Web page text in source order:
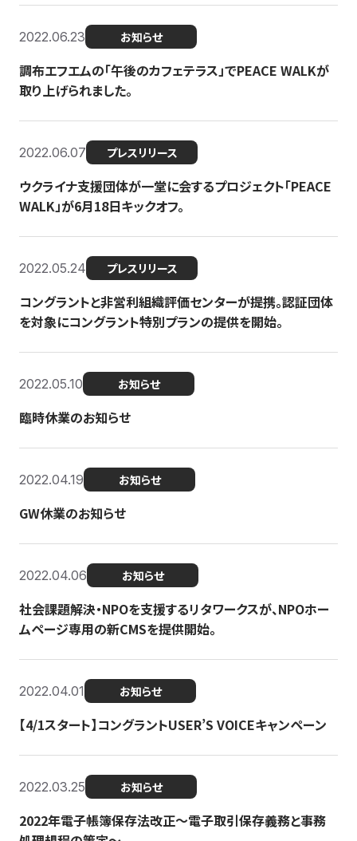
2022.06.23 お知らせ
調布エフエムの「午後のカフェテラス」でPEACE WALKが
取り上げられました。
2022.06.07 プレスリリース
ウクライナ支援団体が一堂に会するプロジェクト「PEACE
WALK」が6月18日キックオフ。
2022.05.24 プレスリリース
コングラントと非営利組織評価センターが提携。認証団体
を対象にコングラント特別プランの提供を開始。
2022.05.10 お知らせ
臨時休業のお知らせ
2022.04.19 お知らせ
GW休業のお知らせ
2022.04.06 お知らせ
社会課題解決・NPOを支援するリタワークスが、NPOホー
ムページ専用の新CMSを提供開始。
2022.04.01 お知らせ
【4/1スタート】コングラントUSER’S VOICEキャンペーン
2022.03.25 お知らせ
2022年電子帳簿保存法改正～電子取引保存義務と事務